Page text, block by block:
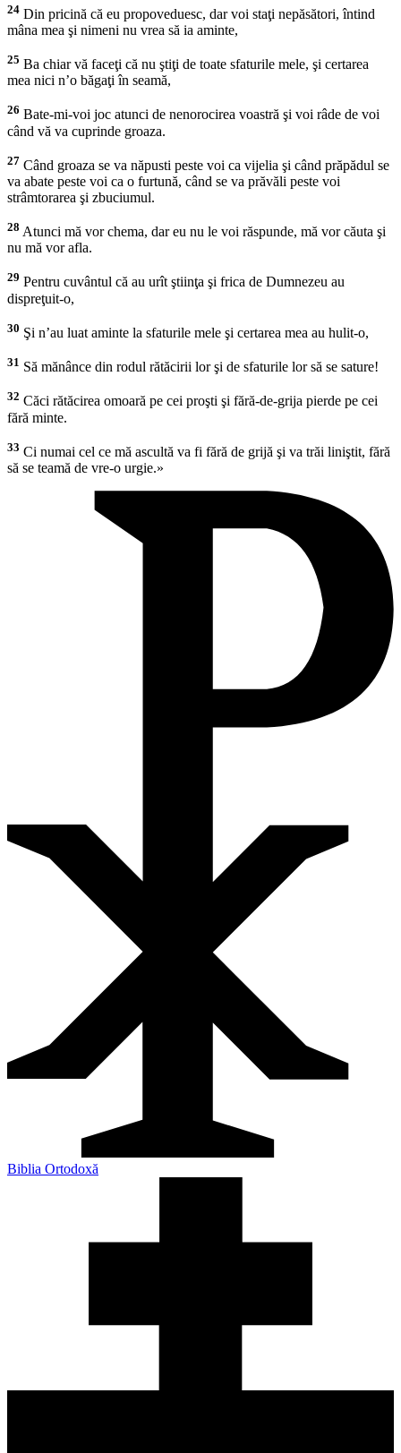
24 Din pricină că eu propoveduesc, dar voi staţi nepăsători, întind
mâna mea şi nimeni nu vrea să ia aminte,
25 Ba chiar vă faceţi că nu ştiţi de toate sfaturile mele, şi certarea
mea nici n’o băgaţi în seamă,
26 Bate-mi-voi joc atunci de nenorocirea voastră şi voi râde de voi
când vă va cuprinde groaza.
27 Când groaza se va năpusti peste voi ca vijelia şi când prăpădul se
va abate peste voi ca o furtună, când se va prăvăli peste voi
strâmtorarea şi zbuciumul.
28 Atunci mă vor chema, dar eu nu le voi răspunde, mă vor căuta şi
nu mă vor afla.
29 Pentru cuvântul că au urît ştiinţa şi frica de Dumnezeu au
dispreţuit-o,
30 Şi n’au luat aminte la sfaturile mele şi certarea mea au hulit-o,
31 Să mănânce din rodul rătăcirii lor şi de sfaturile lor să se sature!
32 Căci rătăcirea omoară pe cei proşti şi fără-de-grija pierde pe cei
fără minte.
33 Ci numai cel ce mă ascultă va fi fără de grijă şi va trăi liniştit, fără
să se teamă de vre-o urgie.»
Biblia Ortodoxă